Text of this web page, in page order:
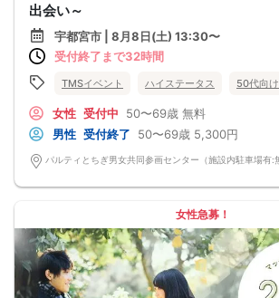
出会い～
宇都宮市 | 8月8日(土) 13:30〜
受付終了まで32時間
TMSイベント ハイステータス 50代向け
女性 受付中 50〜69歳 無料
男性 受付終了 50〜69歳 5,300円
女性急募！